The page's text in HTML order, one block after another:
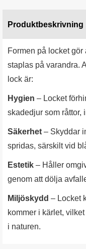
Produktbeskrivning
Formen på locket
staplas på varandra.
lock är:
Hygien – Locket
skadedjur som råttor,
Säkerhet – Skyddar
spridas, särskilt vid
Estetik – Håller
genom att dölja
Miljöskydd – Locket
kommer i kärlet,
i naturen.